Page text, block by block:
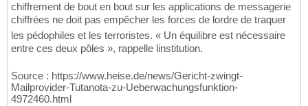
chiffrement de bout en bout sur les applications de messagerie
chiffrées ne doit pas empêcher les forces de lordre de traquer
les pédophiles et les terroristes. « Un équilibre est nécessaire
entre ces deux pôles », rappelle linstitution.
Source : https://www.heise.de/news/Gericht-zwingt-
Mailprovider-Tutanota-zu-Ueberwachungsfunktion-
4972460.html